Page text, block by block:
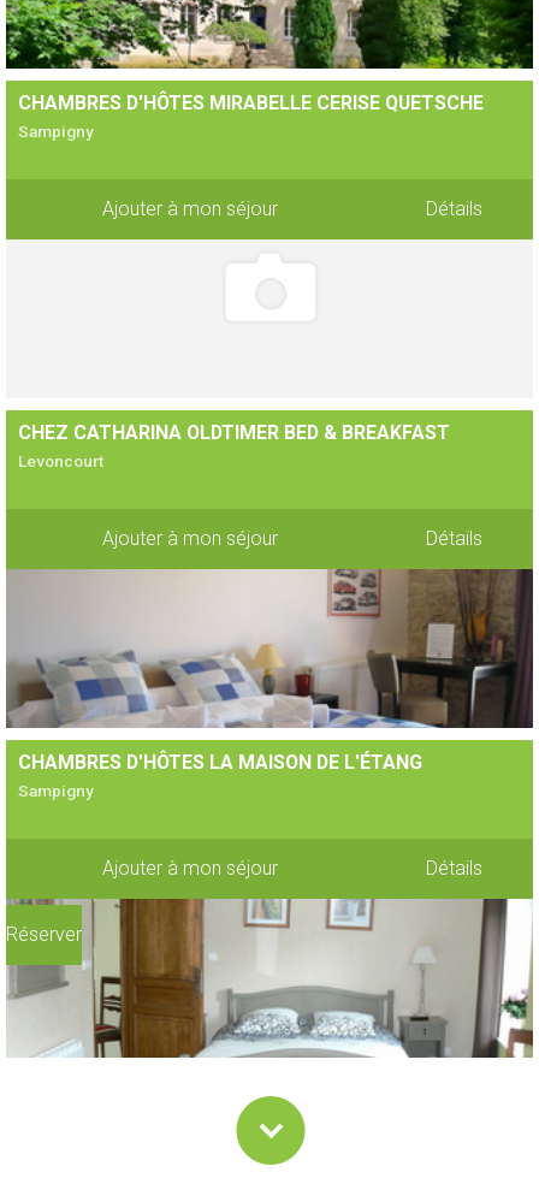
CHAMBRES D'HÔTES MIRABELLE CERISE QUETSCHE
Sampigny
Ajouter à mon séjour Détails
CHEZ CATHARINA OLDTIMER BED & BREAKFAST
Levoncourt
Ajouter à mon séjour Détails
CHAMBRES D'HÔTES LA MAISON DE L'ÉTANG
Sampigny
Ajouter à mon séjour Détails
Réserver